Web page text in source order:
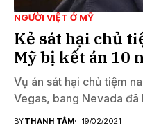
NGƯỜI VIỆT Ở MỸ
Kẻ sát hại chủ
Mỹ bị kết án 10
Vụ án sát hại chủ tiệm
Vegas, bang Nevada đã
BYTHANH TÂM 19/02/2021